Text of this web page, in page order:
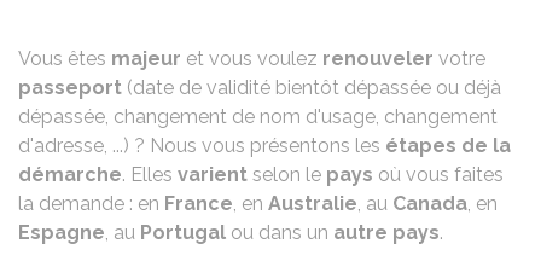
Vous êtes majeur et vous voulez renouveler votre
passeport (date de validité bientôt dépassée ou déjà
dépassée, changement de nom d'usage, changement
d'adresse, ...) ? Nous vous présentons les étapes de la
démarche. Elles varient selon le pays où vous faites
la demande : en France, en Australie, au Canada, en
Espagne, au Portugal ou dans un autre pays.